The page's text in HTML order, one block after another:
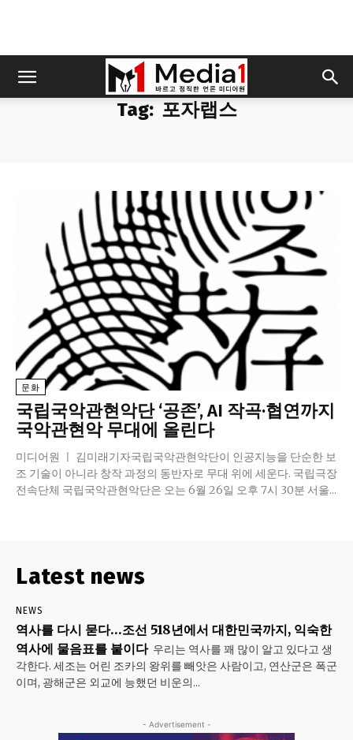
Tag: 포자랩스
문화
국립국악관현악단 ‘공존’, AI 작곡·협연까지
국악관현악 무대에 올린다
미디어원 ㅣ 김미래기자국립국악관현악단이 인공지능을 단순한 보
조 기술이 아니라 창작 과정의 동반자로 무대 위에 세운다. 국립극장
전속단체 국립국악관현악단은 오는 6월 26일 오후 7시 30분 서울...
Latest news
NEWS
역사를 다시 묻다…조선 518년에서 대한민국까지, 익숙한
역사에 물음표를 붙이다 우리는 역사를 꽤 많이 알고 있다고 생
각한다. 세조는 어린 조카의 왕위를 빼앗은 사람이고, 연산군은 폭군
이며, 광해군은 외교에 능했던 비운의...
- Advertisement -